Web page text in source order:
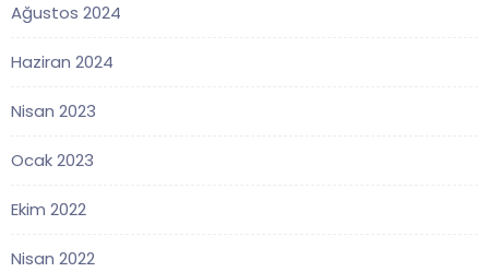
Ağustos 2024
Haziran 2024
Nisan 2023
Ocak 2023
Ekim 2022
Nisan 2022